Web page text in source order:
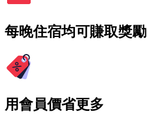
每晚住宿均可賺取獎勵
用會員價省更多